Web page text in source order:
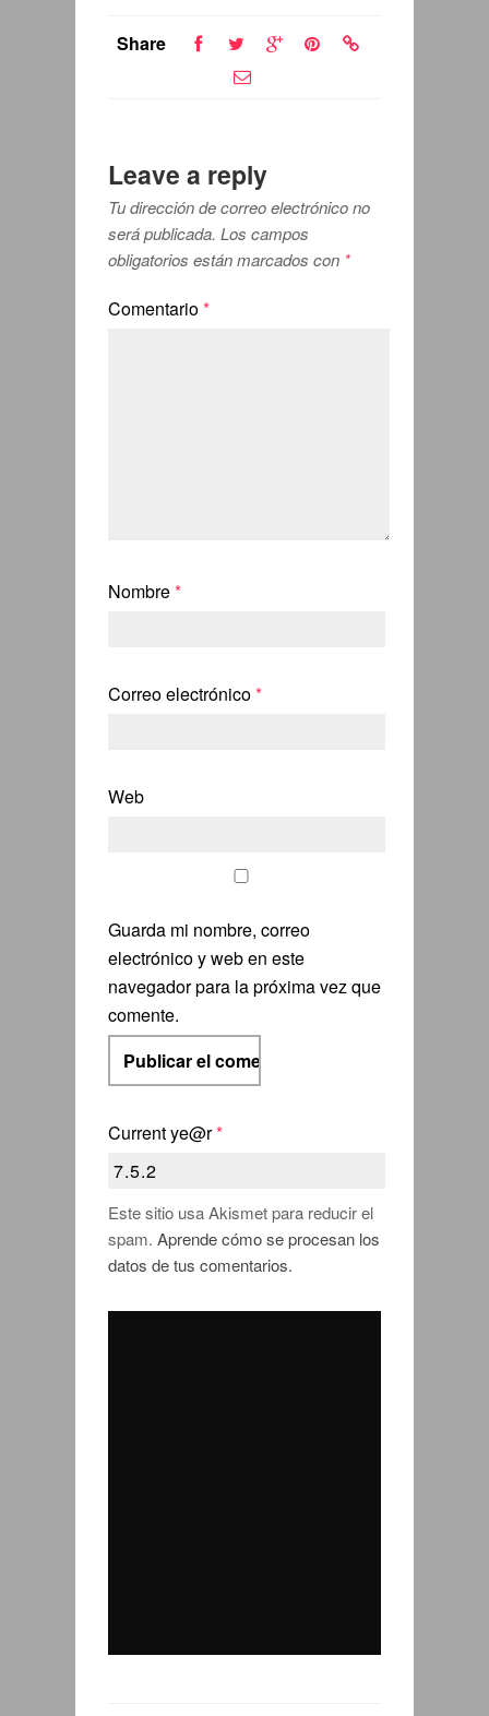
Share
Leave a reply
Tu dirección de correo electrónico no
será publicada. Los campos
obligatorios están marcados con *
Comentario*
Nombre*
Correo electrónico*
Web
Guarda mi nombre, correo
electrónico y web en este
navegador para la próxima vez que
comente.
Current ye@r*
Este sitio usa Akismet para reducir el
spam. Aprende cómo se procesan los
datos de tus comentarios.